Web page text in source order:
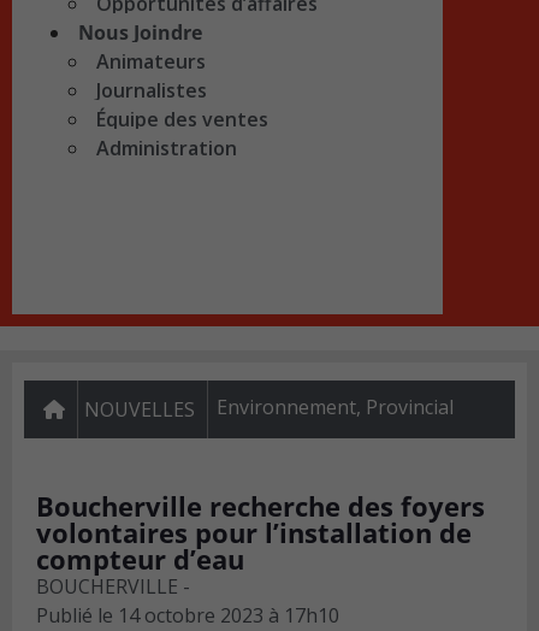
Nous Joindre
Animateurs
Journalistes
Équipe des ventes
Administration
NOUVELLES Environnement, Provincial
Boucherville recherche des foyers
volontaires pour l’installation de
compteur d’eau
BOUCHERVILLE -
Publié le 14 octobre 2023 à 17h10